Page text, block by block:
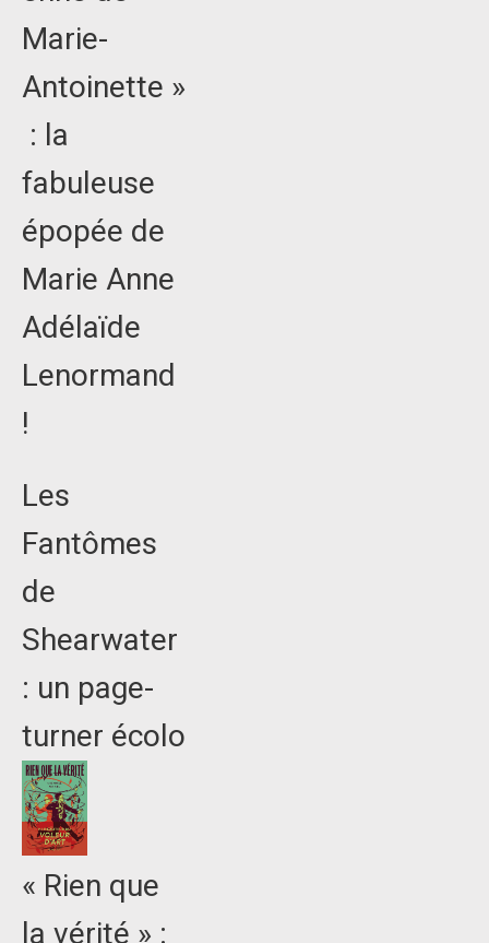
Marie-
Antoinette »
: la
fabuleuse
épopée de
Marie Anne
Adélaïde
Lenormand
!
Les
Fantômes
de
Shearwater
: un page-
turner écolo
« Rien que
la vérité » :